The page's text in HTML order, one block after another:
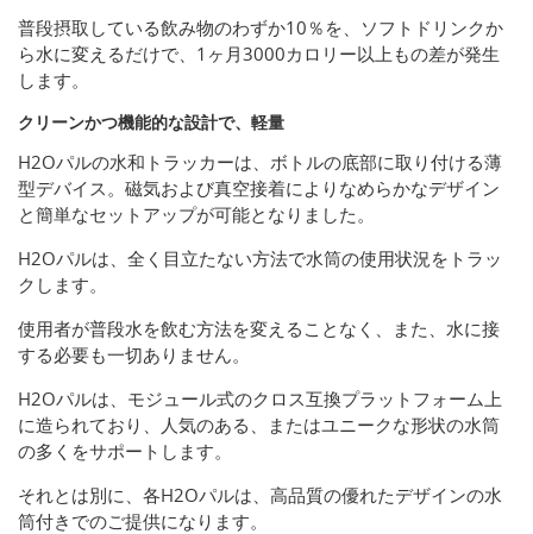
普段摂取している飲み物のわずか10％を、ソフトドリンクか
ら水に変えるだけで、1ヶ月3000カロリー以上もの差が発生
します。
クリーンかつ機能的な設計で、軽量
H2Oパルの水和トラッカーは、ボトルの底部に取り付ける薄
型デバイス。磁気および真空接着によりなめらかなデザイン
と簡単なセットアップが可能となりました。
H2Oパルは、全く目立たない方法で水筒の使用状況をトラッ
クします。
使用者が普段水を飲む方法を変えることなく、また、水に接
する必要も一切ありません。
H2Oパルは、モジュール式のクロス互換プラットフォーム上
に造られており、人気のある、またはユニークな形状の水筒
の多くをサポートします。
それとは別に、各H2Oパルは、高品質の優れたデザインの水
筒付きでのご提供になります。